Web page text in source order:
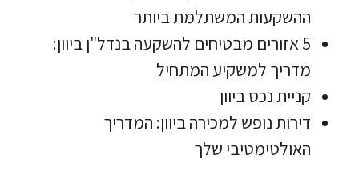
ההשקעות המשתלמת ביותר
5 אזורים מבטיחים להשקעה בנדל"ן ביוון:
מדריך למשקיע המתחיל
קניית נכס ביוון
דירות נופש למכירה ביוון: המדריך
האולטימטיבי שלך